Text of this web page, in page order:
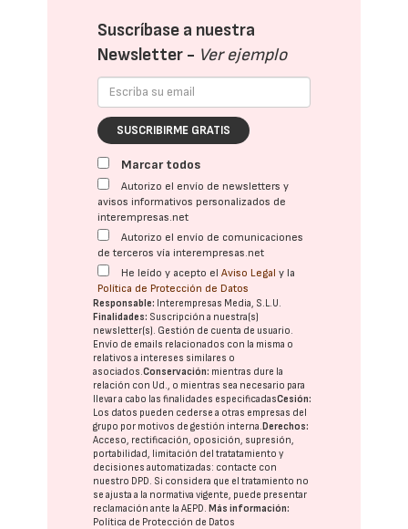
Suscríbase a nuestra
Newsletter - Ver ejemplo
SUSCRIBIRME GRATIS
Marcar todos
Autorizo el envío de newsletters y
avisos informativos personalizados de
interempresas.net
Autorizo el envío de comunicaciones
de terceros vía interempresas.net
He leído y acepto elAviso Legal y la
Política de Protección de Datos
Responsable: Interempresas Media, S.L.U.
Finalidades: Suscripción a nuestra(s)
newsletter(s). Gestión de cuenta de usuario.
Envío de emails relacionados con la misma o
relativos a intereses similares o
asociados.Conservación: mientras dure la
relación con Ud., o mientras sea necesario para
llevar a cabo las finalidades especificadasCesión:
Los datos pueden cederse a otras empresas del
grupo por motivos de gestión interna.Derechos:
Acceso, rectificación, oposición, supresión,
portabilidad, limitación del tratatamiento y
decisiones automatizadas: contacte con
nuestro DPD. Si considera que el tratamiento no
se ajusta a la normativa vigente, puede presentar
reclamación ante laAEPD.Más información:
Política de Protección de Datos